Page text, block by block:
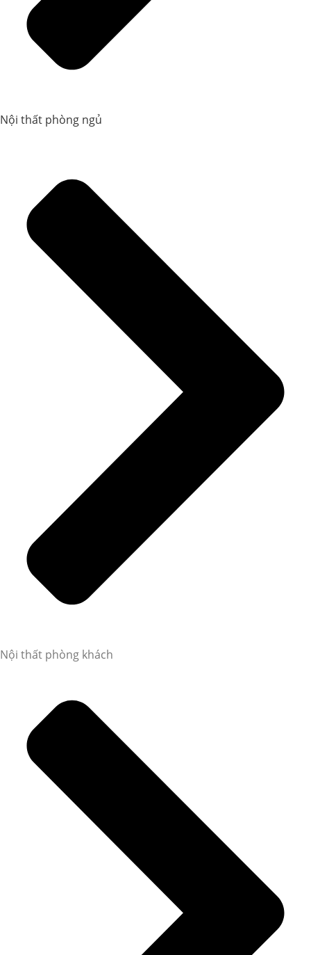
Nội thất phòng ngủ
Nội thất phòng khách